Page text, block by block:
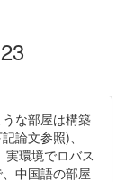
な部屋は構築
論文参照)、
実環境でロバス
中国語の部屋